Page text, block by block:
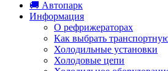
🚚 Автопарк
Информация
О рефрижераторах
Как выбрать
Холодильные установки
Холодовые цепи